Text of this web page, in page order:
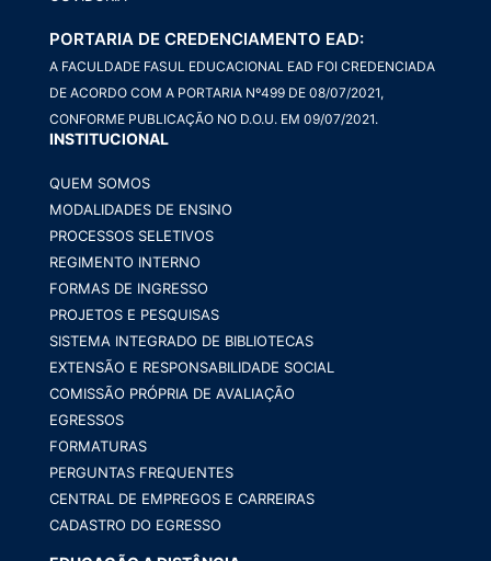
PORTARIA DE CREDENCIAMENTO EAD:
A FACULDADE FASUL EDUCACIONAL EAD FOI CREDENCIADA
DE ACORDO COM A PORTARIA Nº499 DE 08/07/2021,
CONFORME PUBLICAÇÃO NO D.O.U. EM 09/07/2021.
INSTITUCIONAL
QUEM SOMOS
MODALIDADES DE ENSINO
PROCESSOS SELETIVOS
REGIMENTO INTERNO
FORMAS DE INGRESSO
PROJETOS E PESQUISAS
SISTEMA INTEGRADO DE BIBLIOTECAS
EXTENSÃO E RESPONSABILIDADE SOCIAL
COMISSÃO PRÓPRIA DE AVALIAÇÃO
EGRESSOS
FORMATURAS
PERGUNTAS FREQUENTES
CENTRAL DE EMPREGOS E CARREIRAS
CADASTRO DO EGRESSO